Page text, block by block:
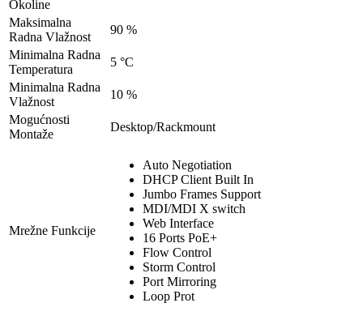
Okoline
Maksimalna
Radna Vlažnost
90 %
Minimalna Radna
Temperatura
5 °C
Minimalna Radna
Vlažnost
10 %
Mogućnosti
Montaže
Desktop/Rackmount
Mrežne Funkcije
Auto Negotiation
DHCP Client Built In
Jumbo Frames Support
MDI/MDI X switch
Web Interface
16 Ports PoE+
Flow Control
Storm Control
Port Mirroring
Loop Prot